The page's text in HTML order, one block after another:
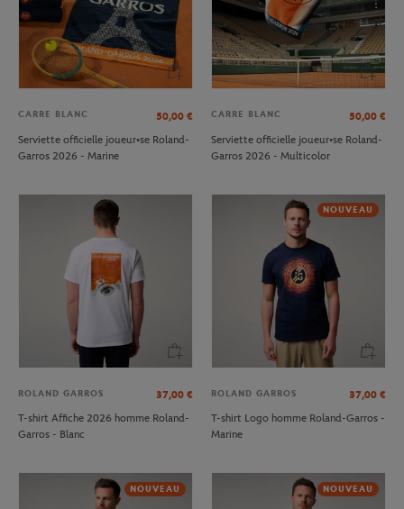
CARRE BLANC 50,00 €
Serviette officielle joueur•se Roland-
Garros 2026 - Marine
CARRE BLANC 50,00 €
Serviette officielle joueur•se Roland-
Garros 2026 - Multicolor
ROLAND GARROS 37,00 €
T-shirt Affiche 2026 homme Roland-
Garros - Blanc
NOUVEAU
ROLAND GARROS 37,00 €
T-shirt Logo homme Roland-Garros -
Marine
NOUVEAU NOUVEAU